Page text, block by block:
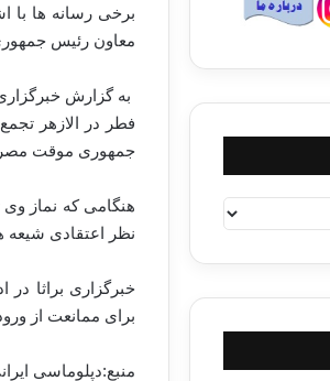
برخی رسانه ها با
معاون رئیس
به گزارش
فطر در الازهر
جمهوری موقت مصر
هنگامی که نماز
نظر اعتقادی شیعه
خبرگزاری براثا
برای ممانعت از
منبع:دپلوماسی